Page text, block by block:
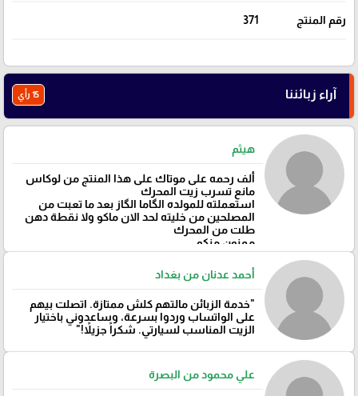
رقم المنتج 371
آراء زبائننا 15 رأي
هيثم
ألف رحمه على موتاك على هذا المنتج من لوكاس
مانع تسرب زيت المحرك
استعملته للمولده الگاما الگاز بعد ما تعبت من
المصلحين من خليته لحد الان ماكو ولا نقطة دهن
طلت من المحرك
ممنون منكم
أحمد عدنان من بغداد
"خدمة الزبائن مالتهم كلش ممتازة. اتصلت بيهم
على الواتساب وردوا بسرعة، وساعدوني باختيار
الزيت المناسب لسيارتي. شكراً جزيلاً!"
علي محمود من البصرة